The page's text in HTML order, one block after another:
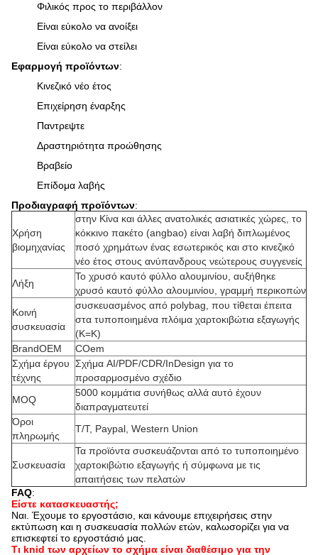
Φιλικός προς το περιβάλλον
Είναι εύκολο να ανοίξει
Είναι εύκολο να στείλει
Εφαρμογή προϊόντων:
Κινεζικό νέο έτος
Επιχείρηση έναρξης
Παντρεψτε
Δραστηριότητα προώθησης
Βραβείο
Επίδομα λαβής
Προδιαγραφή προϊόντων:
Χρήση
βιομηχανίας
στην Κίνα και άλλες ανατολικές ασιατικές χώρες, το
κόκκινο πακέτο (angbao) είναι λαβή διπλωμένος
ποσό χρημάτων ένας εσωτερικός και στο κινεζικό
νέο έτος στους ανύπανδρους νεώτερους συγγενείς
Λήξη
Το χρυσό καυτό φύλλο αλουμινίου, αυξήθηκε
χρυσό καυτό φύλλο αλουμινίου, γραμμή περικοπών
Κοινή
συσκευασία
συσκευασμένος από polybag, που τίθεται έπειτα
στα τυποποιημένα πλόιμα χαρτοκιβώτια εξαγωγής
(K=K)
BrandOEM
COem
Σχήμα έργου
τέχνης
Σχήμα AI/PDF/CDR/InDesign για το
προσαρμοσμένο σχέδιο
MOQ
5000 κομμάτια συνήθως αλλά αυτό έχουν
διαπραγματευτεί
Όροι
πληρωμής
T/T, Paypal, Western Union
Συσκευασία
Τα προϊόντα συσκευάζονται από το τυποποιημένο
χαρτοκιβώτιο εξαγωγής ή σύμφωνα με τις
απαιτήσεις των πελατών
FAQ:
Είστε κατασκευαστής;
Ναι. Έχουμε το εργοστάσιο, και κάνουμε επιχειρήσεις στην
εκτύπωση και η συσκευασία πολλών ετών, καλωσορίζει για να
επισκεφτεί το εργοστάσιό μας.
Τι knid των αρχείων το σχήμα είναι διαθέσιμο για την